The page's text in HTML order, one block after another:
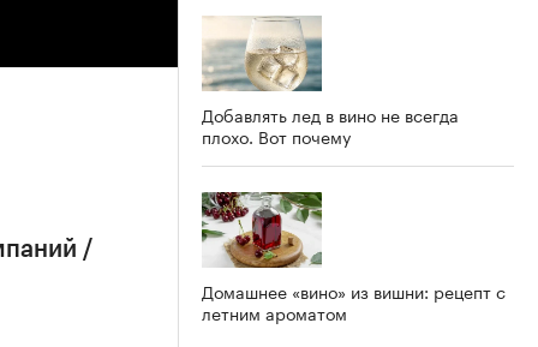
/
Добавлять лед в вино не всегда
плохо. Вот почему
Домашнее «вино» из вишни: рецепт с
летним ароматом